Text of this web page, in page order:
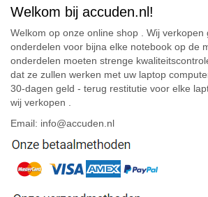
Welkom bij accuden.nl!
Welkom op onze online shop . Wij verkopen
onderdelen voor bijna elke notebook op de
onderdelen moeten strenge
dat ze zullen werken met uw laptop
30-dagen geld - terug restitutie voor elke
wij verkopen .
Email: info@accuden.nl